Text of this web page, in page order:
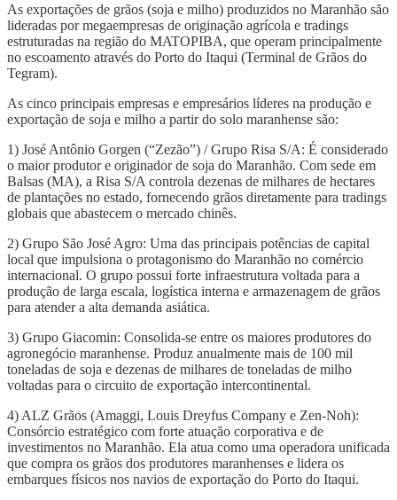
As exportações de grãos (soja e milho) produzidos no Maranhão são
lideradas por megaempresas de originação agrícola e tradings
estruturadas na região do MATOPIBA, que operam principalmente
no escoamento através do Porto do Itaqui (Terminal de Grãos do
Tegram).
As cinco principais empresas e empresários líderes na produção e
exportação de soja e milho a partir do solo maranhense são:
1) José Antônio Gorgen (“Zezão”) / Grupo Risa S/A: É considerado
o maior produtor e originador de soja do Maranhão. Com sede em
Balsas (MA), a Risa S/A controla dezenas de milhares de hectares
de plantações no estado, fornecendo grãos diretamente para tradings
globais que abastecem o mercado chinês.
2) Grupo São José Agro: Uma das principais potências de capital
local que impulsiona o protagonismo do Maranhão no comércio
internacional. O grupo possui forte infraestrutura voltada para a
produção de larga escala, logística interna e armazenagem de grãos
para atender a alta demanda asiática.
3) Grupo Giacomin: Consolida-se entre os maiores produtores do
agronegócio maranhense. Produz anualmente mais de 100 mil
toneladas de soja e dezenas de milhares de toneladas de milho
voltadas para o circuito de exportação intercontinental.
4) ALZ Grãos (Amaggi, Louis Dreyfus Company e Zen-Noh):
Consórcio estratégico com forte atuação corporativa e de
investimentos no Maranhão. Ela atua como uma operadora unificada
que compra os grãos dos produtores maranhenses e lidera os
embarques físicos nos navios de exportação do Porto do Itaqui.